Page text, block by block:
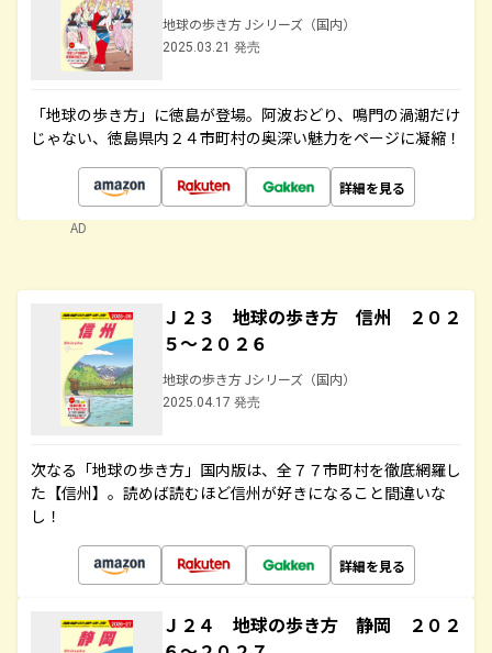
地球の歩き方 Jシリーズ（国内）
2025.03.21 発売
「地球の歩き方」に徳島が登場。阿波おどり、鳴門の渦潮だけ
じゃない、徳島県内２４市町村の奥深い魅力をページに凝縮！
詳細を見る
AD
Ｊ２３ 地球の歩き方 信州 ２０２
５～２０２６
地球の歩き方 Jシリーズ（国内）
2025.04.17 発売
次なる「地球の歩き方」国内版は、全７７市町村を徹底網羅し
た【信州】。読めば読むほど信州が好きになること間違いな
し！
詳細を見る
Ｊ２４ 地球の歩き方 静岡 ２０２